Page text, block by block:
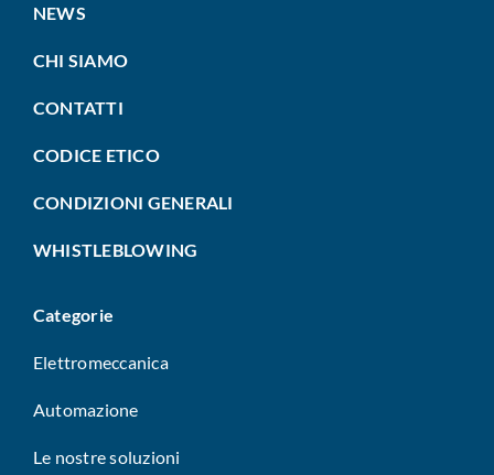
NEWS
CHI SIAMO
CONTATTI
CODICE ETICO
CONDIZIONI GENERALI
WHISTLEBLOWING
Categorie
Elettromeccanica
Automazione
Le nostre soluzioni